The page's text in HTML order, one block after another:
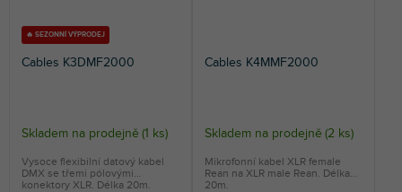
🔥 SEZONNÍ VÝPRODEJ
Cables K3DMF2000
Skladem na prodejně (1 ks)
Vysoce flexibilní datový kabel
DMX se třemi pólovými
konektory XLR. Délka 20m.
Cables K4MMF2000
Skladem na prodejně (2 ks)
Mikrofonní kabel XLR female
Rean na XLR male Rean. Délka
20m.